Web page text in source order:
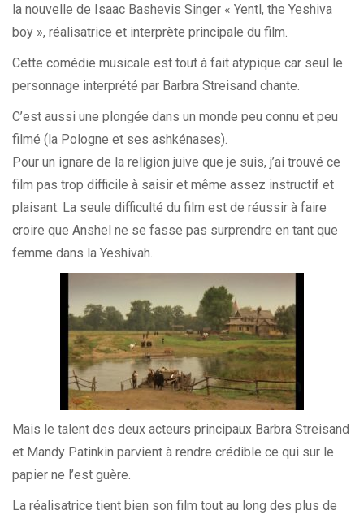
la nouvelle de Isaac Bashevis Singer « Yentl, the Yeshiva
boy », réalisatrice et interprète principale du film.
Cette comédie musicale est tout à fait atypique car seul le
personnage interprété par Barbra Streisand chante.
C’est aussi une plongée dans un monde peu connu et peu
filmé (la Pologne et ses ashkénases).
Pour un ignare de la religion juive que je suis, j’ai trouvé ce
film pas trop difficile à saisir et même assez instructif et
plaisant. La seule difficulté du film est de réussir à faire
croire que Anshel ne se fasse pas surprendre en tant que
femme dans la Yeshivah.
Mais le talent des deux acteurs principaux Barbra Streisand
et Mandy Patinkin parvient à rendre crédible ce qui sur le
papier ne l’est guère.
La réalisatrice tient bien son film tout au long des plus de